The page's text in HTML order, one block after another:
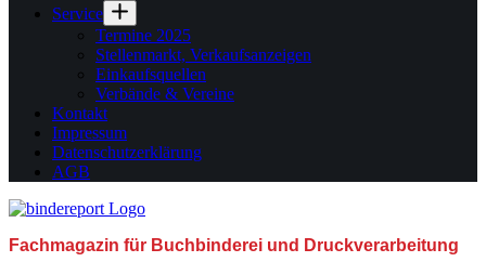
Service
Termine 2025
Stellenmarkt, Verkaufsanzeigen
Einkaufsquellen
Verbände & Vereine
Kontakt
Impressum
Datenschutzerklärung
AGB
Fachmagazin für Buchbinderei und Druckverarbeitung